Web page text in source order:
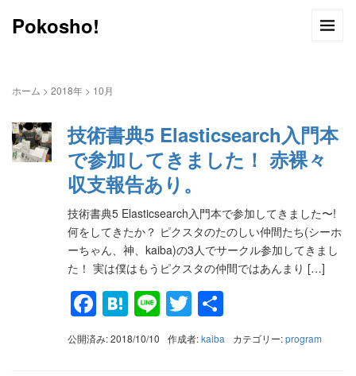
Pokosho!
ホーム > 2018年 > 10月
技術書典5 Elasticsearch入門本
で参加してきました！ 赤裸々
収支報告あり。
技術書典5 Elasticsearch入門本で参加してきました〜!
何をしてきたか？ ピクスタのたのしい仲間たち(シーホ
ーちゃん、神、kaiba)の3人でサークル参加してきまし
た！ 実は僕はもうピクスタの仲間ではあんまり […]
Facebook
Hatena
LineTwitter
有
公開済み: 2018/10/10 作成者:kaiba カテゴリー:program